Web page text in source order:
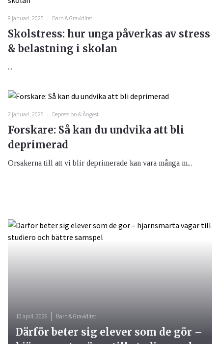
8 januari, 2025 Barn & Graviditet
Skolstress: hur unga påverkas av stress
& belastning i skolan
...
2 januari, 2025 Depression & Ångest
Forskare: Så kan du undvika att bli
deprimerad
Orsakerna till att vi blir deprimerade kan vara många m...
10 april, 2026 Barn & Graviditet
Därför beter sig elever som de gör –